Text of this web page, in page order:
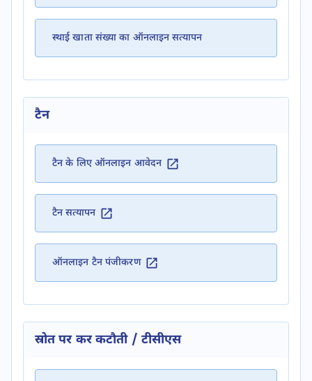
स्थाई खाता संख्या का ​ऑनलाइन सत्यापन
टैन
टैन के लिए ऑनलाइन आवेदन
टैन सत्यापन
ऑनलाइन टैन पंजीकरण
स्रोत पर कर कटौती / टीसीएस